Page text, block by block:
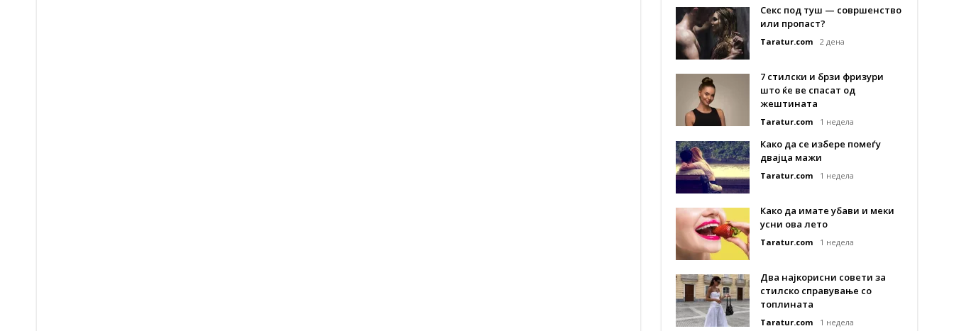
Секс под туш — совршенство
или пропаст?
Taratur.com 2 дена
7 стилски и брзи фризури
што ќе ве спасат од
жештината
Taratur.com 1 недела
Како да се избере помеѓу
двајца мажи
Taratur.com 1 недела
Како да имате убави и меки
усни ова лето
Taratur.com 1 недела
Два најкорисни совети за
стилско справување со
топлината
Taratur.com 1 недела